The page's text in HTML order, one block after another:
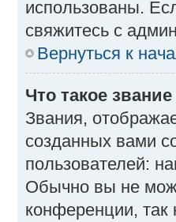
использованы.
свяжитесь с
Вернуться к
Что такое
Звания,
созданных вами
пользователей:
Обычно вы не
конференции, так